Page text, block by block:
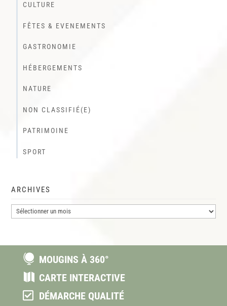
CULTURE
FÊTES & EVENEMENTS
GASTRONOMIE
HÉBERGEMENTS
NATURE
NON CLASSIFIÉ(E)
PATRIMOINE
SPORT
ARCHIVES
Archives
 MOUGINS À 360°
 CARTE INTERACTIVE
 DÉMARCHE QUALITÉ